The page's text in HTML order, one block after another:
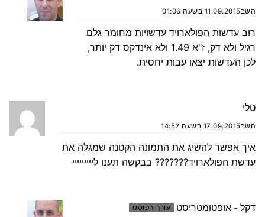
11.09.2015 בשעה 01:06השב
רוב עדשות הפולארויד עדשויות מחומר גלם
רגיל ולא דק, ז"א 1.49 ולא אינדקס דק יותר,
לכן העדשות יצאו עבות יחסית.
טלי
17.09.2015 בשעה 14:52השב
איך אפשר להשיג את התמונה הקטנה שמגלה את
עדשת הפולארויד??????? בבקשה תענו לייייייייי
דקל - אופטומטריסט עורך הפוסט